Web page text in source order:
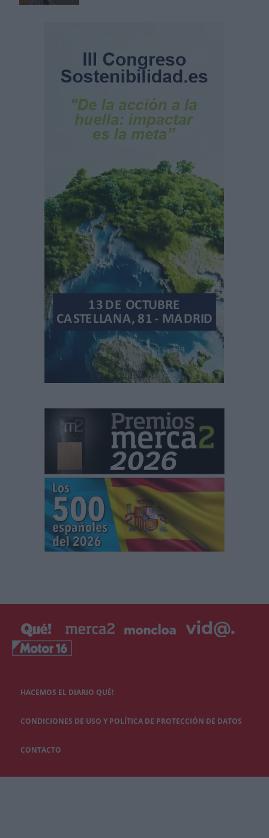
HACEMOS EL DIARIO QUÉ!
CONDICIONES DE USO Y POLÍTICA DE PROTECCIÓN DE DATOS
CONTACTO